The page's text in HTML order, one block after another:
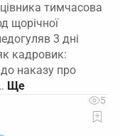
тимчасова
щорічної
3 дні
кадровик:
наказу про
5